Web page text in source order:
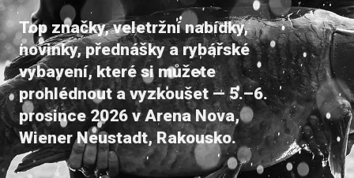
Top značky, veletržní nabídky,
novinky, přednášky a rybářské
vybavení, které si můžete
prohlédnout a vyzkoušet — 5.–6.
prosince 2026 v Arena Nova,
Wiener Neustadt, Rakousko.